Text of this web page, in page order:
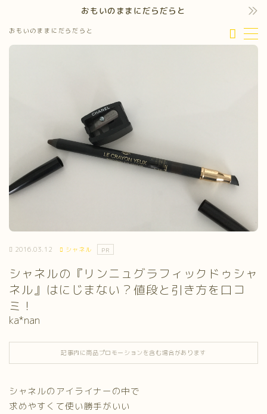
おもいのままにだらだらと
おもいのままにだらだらと
MENU
2016.03.12 シャネル PR
シャネルの『リンニュグラフィックドゥシャ
ネル』はにじまない？値段と引き方を口コ
ミ！
ka*nan
記事内に商品プロモーションを含む場合があります
シャネルのアイライナーの中で
求めやすくて使い勝手がいい